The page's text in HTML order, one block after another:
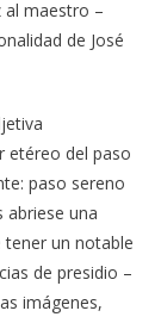
maestro –
de José
etéreo del paso
paso sereno
abriese una
tener un notable
de presidio –
imágenes,